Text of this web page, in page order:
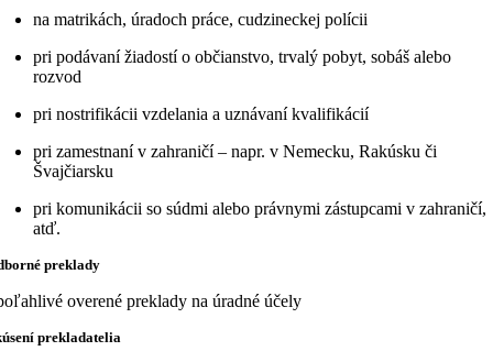
na matrikách, úradoch práce, cudzineckej polícii
pri podávaní žiadostí o občianstvo, trvalý pobyt, sobáš alebo
rozvod
pri nostrifikácii vzdelania a uznávaní kvalifikácií
pri zamestnaní v zahraničí – napr. v Nemecku, Rakúsku či
Švajčiarsku
pri komunikácii so súdmi alebo právnymi zástupcami v zahraničí,
atď.
preklady
overené preklady na úradné účely
prekladatelia